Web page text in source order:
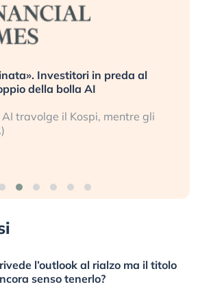
Investitori in preda al
della bolla AI
travolge il Kospi, mentre gli
l’outlook al rialzo ma il titolo
senso tenerlo?